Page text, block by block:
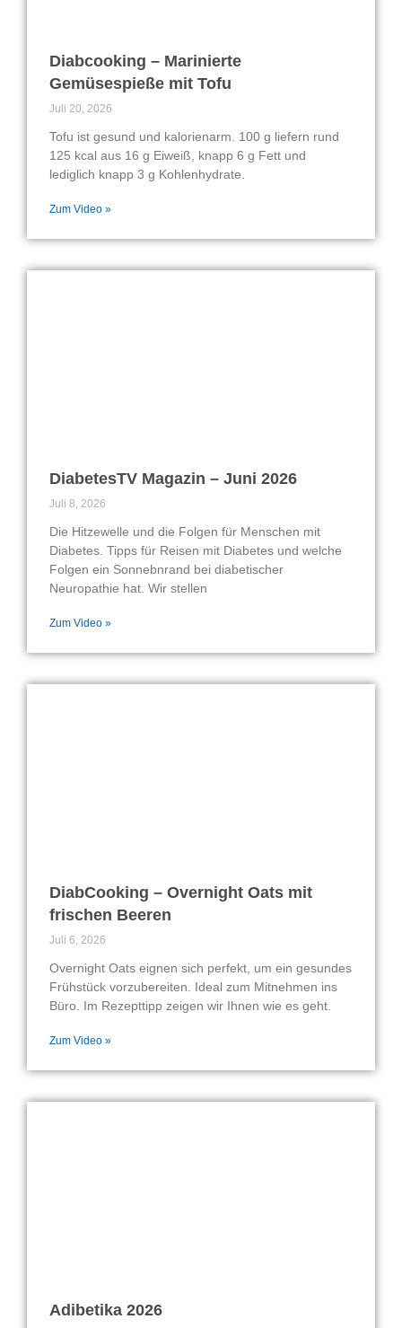
Diabcooking – Marinierte
Gemüsespieße mit Tofu
Juli 20, 2026
Tofu ist gesund und kalorienarm. 100 g liefern rund
125 kcal aus 16 g Eiweiß, knapp 6 g Fett und
lediglich knapp 3 g Kohlenhydrate.
Zum Video »
DiabetesTV Magazin – Juni 2026
Juli 8, 2026
Die Hitzewelle und die Folgen für Menschen mit
Diabetes. Tipps für Reisen mit Diabetes und welche
Folgen ein Sonnebnrand bei diabetischer
Neuropathie hat. Wir stellen
Zum Video »
DiabCooking – Overnight Oats mit
frischen Beeren
Juli 6, 2026
Overnight Oats eignen sich perfekt, um ein gesundes
Frühstück vorzubereiten. Ideal zum Mitnehmen ins
Büro. Im Rezepttipp zeigen wir Ihnen wie es geht.
Zum Video »
Adibetika 2026